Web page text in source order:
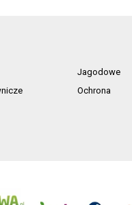
Jagodowe
Ochrona